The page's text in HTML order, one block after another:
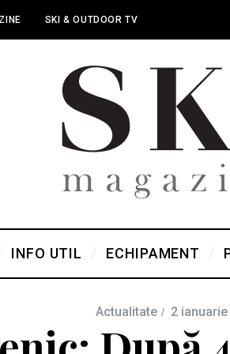
SKI & OUTDOOR TV
INFO UTIL ECHIPAMENT
Actualitate 2